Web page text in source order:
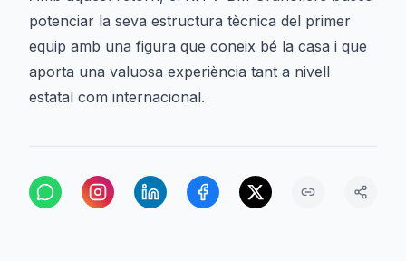
potenciar la seva estructura tècnica del primer
equip amb una figura que coneix bé la casa i que
aporta una valuosa experiència tant a nivell
estatal com internacional.